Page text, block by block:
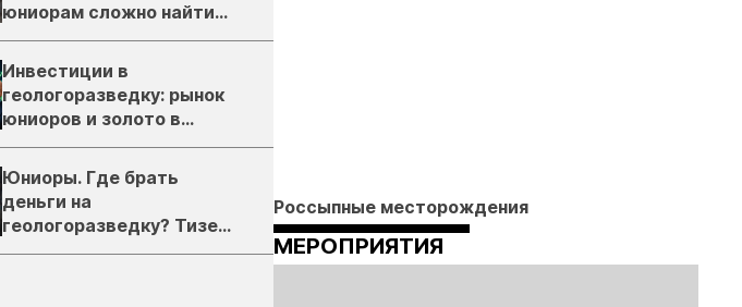
юниорам сложно найти
деньги
Инвестиции в
геологоразведку: рынок
юниоров и золото в
России
Юниоры. Где брать
деньги на
геологоразведку? Тизер
подкаста ЗиТ №1
Россыпные месторождения
МЕРОПРИЯТИЯ